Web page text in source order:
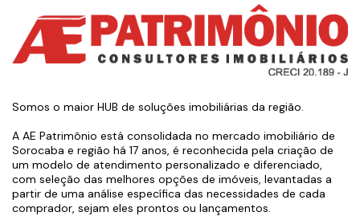
Somos o maior HUB de soluções imobiliárias da região.
A AE Patrimônio está consolidada no mercado imobiliário de
Sorocaba e região há 17 anos, é reconhecida pela criação de
um modelo de atendimento personalizado e diferenciado,
com seleção das melhores opções de imóveis, levantadas a
partir de uma análise específica das necessidades de cada
comprador, sejam eles prontos ou lançamentos.